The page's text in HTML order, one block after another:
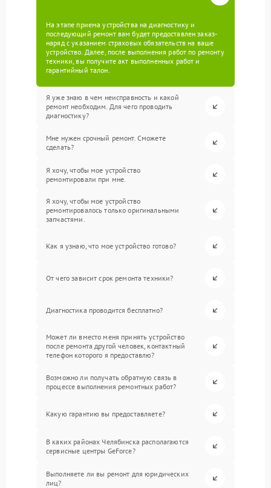
На этапе приема устройства на диагностику и
последующий ремонт вам будет предоставлен заказ-
наряд с указанием страховых обязательств на ваше
устройство. Далее, после выполнения работ по ремонту
техники, вы получите акт выполненных работ и
гарантийный талон.
Я уже знаю в чем неисправность и какой
ремонт необходим. Для чего проводить
диагностику?
Мне нужен срочный ремонт. Сможете
сделать?
Я хочу, чтобы мое устройство
ремонтировали при мне.
Я хочу, чтобы мое устройство
ремонтировалось только оригинальными
запчастями.
Как я узнаю, что мое устройство готово?
От чего зависит срок ремонта техники?
Диагностика проводится бесплатно?
Может ли вместо меня принять устройство
после ремонта другой человек, контактный
телефон которого я предоставлю?
Возможно ли получать обратную связь в
процессе выполнения ремонтных работ?
Какую гарантию вы предоставляете?
В каких районах Челябинска располагаются
сервисные центры GeForce?
Выполняете ли вы ремонт для юридических
лиц?